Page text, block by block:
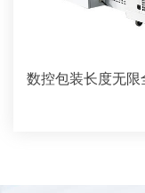
数控包装长度无